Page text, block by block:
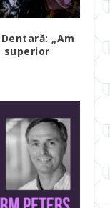
„Am
superior